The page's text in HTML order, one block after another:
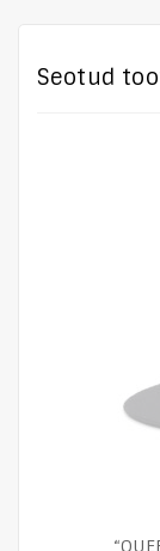
Seotud